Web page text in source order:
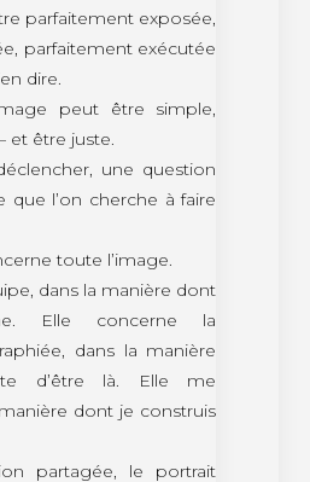
parfaitement exposée,
parfaitement exécutée
dire.
peut être simple,
et être juste.
une question
que l’on cherche à faire
toute l’image.
dans la manière dont
Elle concerne la
dans la manière
d’être là. Elle me
dont je construis
partagée, le portrait